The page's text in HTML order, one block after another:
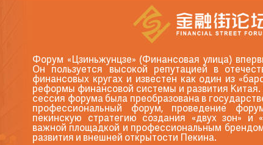
Форум «Цзиньжунцзе» (Финансовая улица)
Он пользуется высокой репутацией в
финансовых кругах и известен как один из
реформы финансовой системы и развития Китая.
сессия форума была преобразована в
профессиональный форум, проведение
пекинскую стратегию создания «двух зон» и
важной площадкой и профессиональным
развития и внешней открытости Пекина.